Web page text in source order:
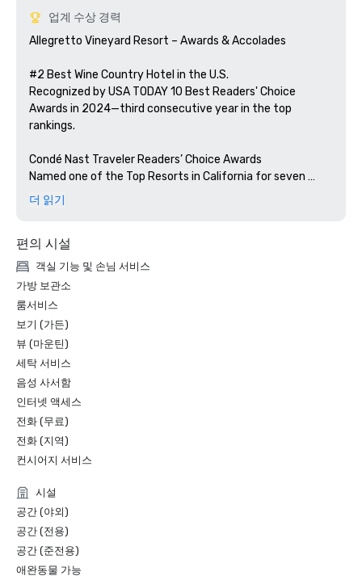
업계 수상 경력
Allegretto Vineyard Resort – Awards & Accolades
#2 Best Wine Country Hotel in the U.S.
Recognized by USA TODAY 10 Best Readers' Choice
Awards in 2024—third consecutive year in the top
rankings.
Condé Nast Traveler Readers’ Choice Awards
Named one of the Top Resorts in California for seven
consecutive years, including #11 in Northern California in
AAA Four Diamond Rating
Awarded for consistent excellence in service, hospitality,
and accommodations.
Best Hotel in Paso Robles
Voted by the community in the 2024 Best of SLO County
Awards.
더 읽기
편의 시설
객실 기능 및 손님 서비스
가방 보관소
룸서비스
보기 (가든)
뷰 (마운틴)
세탁 서비스
음성 사서함
인터넷 액세스
전화 (무료)
전화 (지역)
컨시어지 서비스
시설
공간 (야외)
공간 (전용)
공간 (준전용)
애완동물 가능